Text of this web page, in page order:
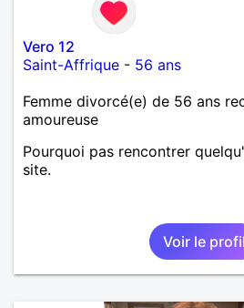
Vero 12
Saint-Affrique - 56 ans
Femme divorcé(e) de 56 ans
amoureuse
Pourquoi pas rencontrer
site.
Voir le profil